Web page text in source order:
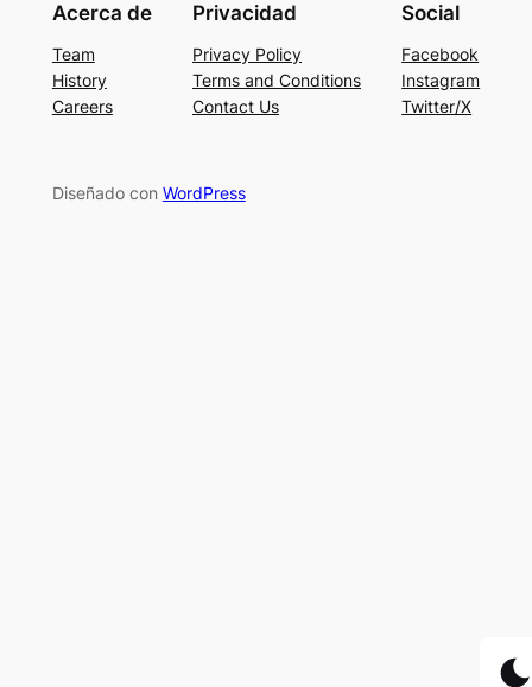
Acerca de
Team
History
Careers
Privacidad
Privacy Policy
Terms and Conditions
Contact Us
Social
Facebook
Instagram
Twitter/X
Diseñado con WordPress